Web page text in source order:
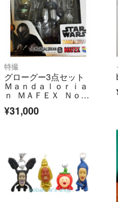
特撮
グローグー3点セット
Ｍａｎｄａｌｏｒｉａ
ｎ ＭＡＦＥＸ Ｎｏ．
¥31,000